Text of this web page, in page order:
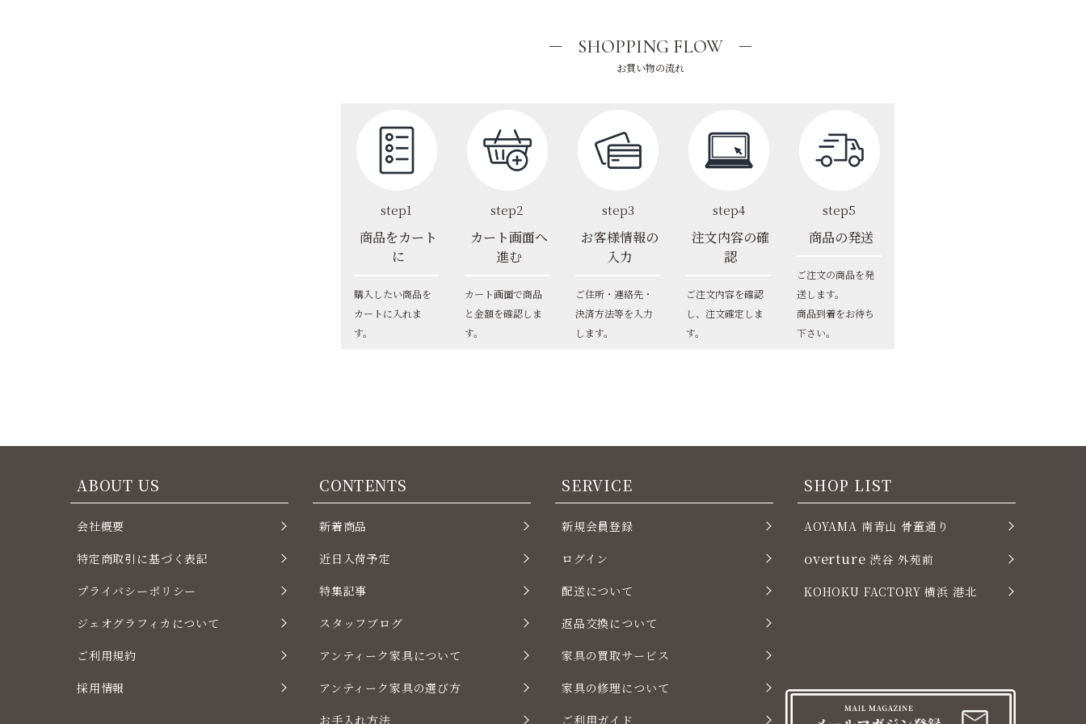
SHOPPING FLOW
お買い物の流れ
step1
商品をカート
に
購入したい商品を
カートに入れま
す。
step2
カート画面へ
進む
カート画面で商品
と金額を確認しま
す。
step3
お客様情報の
入力
ご住所・連絡先・
決済方法等を入力
します。
step4
注文内容の確
認
ご注文内容を確認
し、注文確定しま
す。
step5
商品の発送
ご注文の商品を発
送します。
商品到着をお待ち
下さい。
ABOUT US
会社概要
特定商取引に基づく表記
プライバシーポリシー
ジェオグラフィカについて
ご利用規約
採用情報
CONTENTS
新着商品
近日入荷予定
特集記事
スタッフブログ
アンティーク家具について
アンティーク家具の選び方
お手入れ方法
SERVICE
新規会員登録
ログイン
配送について
返品交換について
家具の買取サービス
家具の修理について
ご利用ガイド
SHOP LIST
AOYAMA 南青山 骨董通り
overture 渋谷 外苑前
KOHOKU FACTORY 横浜 港北